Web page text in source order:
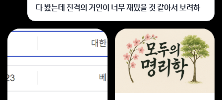
다 봤는데 진격의 거인이 너무 재밌을 것 같아서 보려하
는데귀칼보다 잔인한가요?둘이 비교했을때 크게 다른건
없나요?
진격거가 귀칼보다 잔인한 묘사가 많이 나옵니다. 그래도
재밌어요
회원가입 혹은 광고 [X]를 누르면 내용이 보입니다